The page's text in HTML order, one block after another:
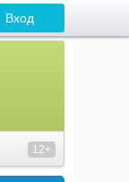
12+